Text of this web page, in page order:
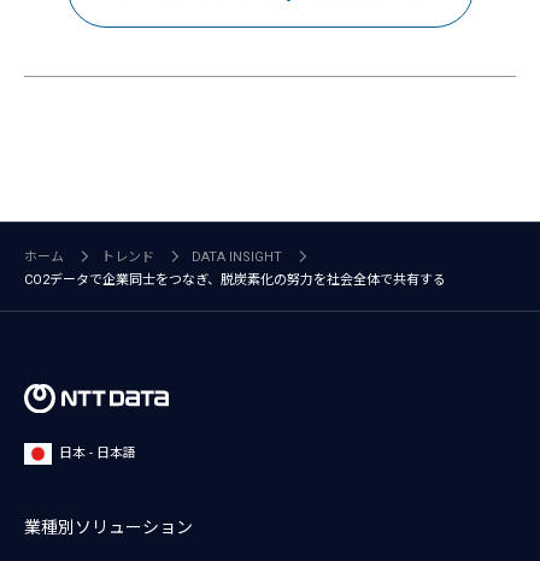
ホーム トレンド
DATA INSIGHT
CO2データで企業同士をつなぎ、脱炭素化の努力を社会全体で共有する
日本 - 日本語
業種別ソリューション